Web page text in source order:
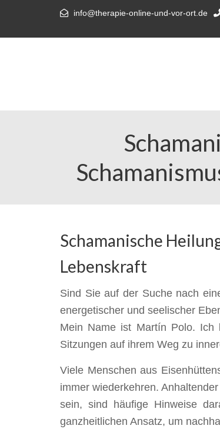
info@therapie-online-und-vor-ort.de
Schamanische
Lebenskraft
Sind Sie auf der Suche nach
energetischer und seelischer
Mein Name ist Martín Polo. Ich
Sitzungen auf ihrem Weg zu
Viele Menschen aus
immer wiederkehren.
sein, sind häufige Hinweise
ganzheitlichen Ansatz, um